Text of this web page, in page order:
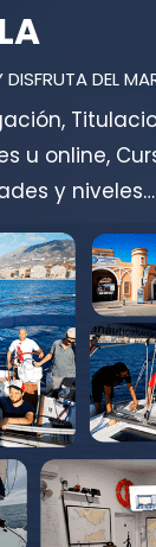
DEL
u online,
y niveles…